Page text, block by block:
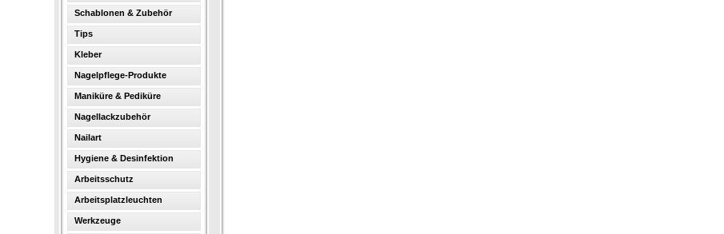
Schablonen & Zubehör
Tips
Kleber
Nagelpflege-Produkte
Maniküre & Pediküre
Nagellackzubehör
Nailart
Hygiene & Desinfektion
Arbeitsschutz
Arbeitsplatzleuchten
Werkzeuge